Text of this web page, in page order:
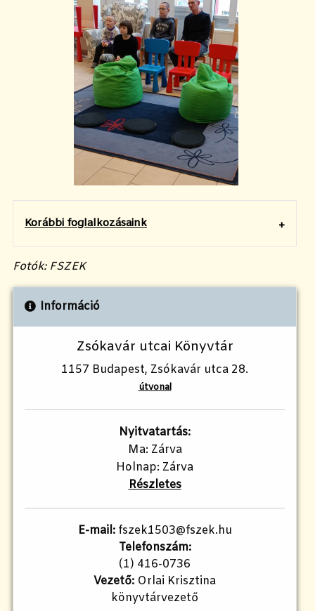
Korábbi foglalkozásaink
Fotók: FSZEK
Információ
Zsókavár utcai Könyvtár
1157 Budapest, Zsókavár utca 28.
útvonal
Nyitvatartás:
Ma: Zárva
Holnap: Zárva
Részletes
E-mail:fszek1503@fszek.hu
Telefonszám:
(1) 416-0736
Vezető: Orlai Krisztina
könyvtárvezető